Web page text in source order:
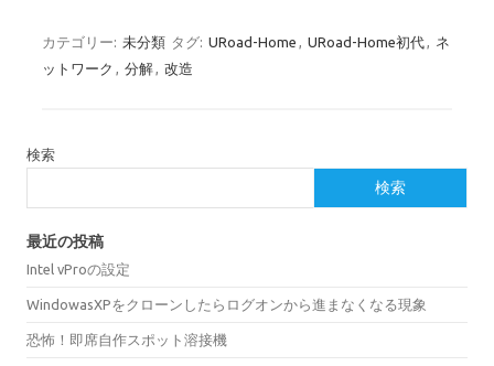
カテゴリー: 未分類 タグ: URoad-Home , URoad-Home初代, ネ
ットワーク , 分解, 改造
検索
検索
最近の投稿
Intel vProの設定
WindowasXPをクローンしたらログオンから進まなくなる現象
恐怖！即席自作スポット溶接機